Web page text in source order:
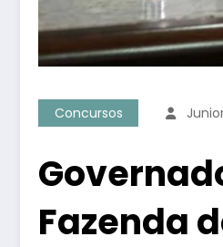
Concursos
Fazenda